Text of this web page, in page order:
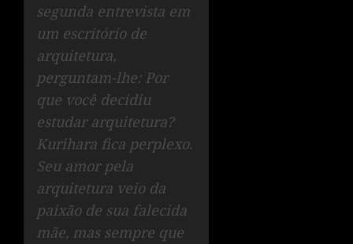
segunda entrevista em
um escritório de
arquitetura,
perguntam-lhe: Por
que você decidiu
estudar arquitetura?
Kurihara fica perplexo.
Seu amor pela
arquitetura veio da
paixão de sua falecida
mãe, mas sempre que